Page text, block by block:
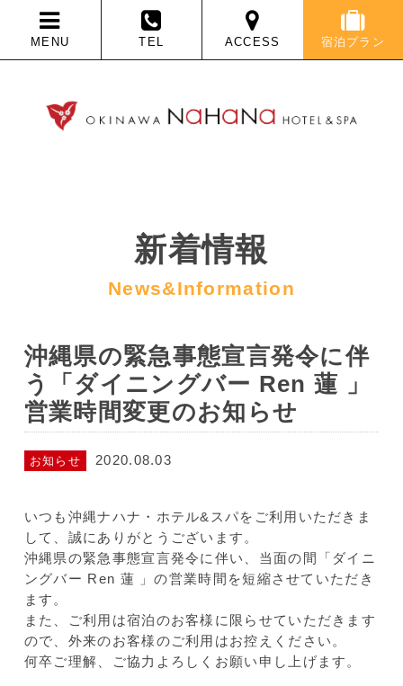
MENU TEL ACCESS 宿泊プラン
新着情報
News&Information
沖縄県の緊急事態宣言発令に伴
う「ダイニングバー Ren 蓮 」
営業時間変更のお知らせ
お知らせ 2020.08.03
いつも沖縄ナハナ・ホテル&スパをご利用いただきま
して、誠にありがとうございます。
沖縄県の緊急事態宣言発令に伴い、当面の間「ダイニ
ングバー Ren 蓮 」の営業時間を短縮させていただき
ます。
また、ご利用は宿泊のお客様に限らせていただきます
ので、外来のお客様のご利用はお控えください。
何卒ご理解、ご協力よろしくお願い申し上げます。